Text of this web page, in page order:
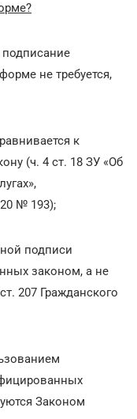
не требуется,
к
(ч. 4 ст. 18 ЗУ «Об
№ 193);
подписи
законом, а не
207 Гражданского
Законом